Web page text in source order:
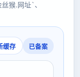
猴.网址`、
缓存 已备案